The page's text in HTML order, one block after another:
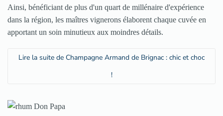
Ainsi, bénéficiant de plus d'un quart de millénaire d'expérience
dans la région, les maîtres vignerons élaborent chaque cuvée en
apportant un soin minutieux aux moindres détails.
Lire la suite de Champagne Armand de Brignac : chic et choc
!